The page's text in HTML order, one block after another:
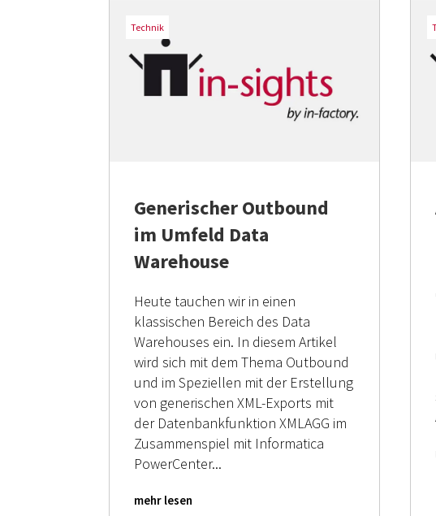
Technik
Generischer Outbound
im Umfeld Data
Warehouse
Heute tauchen wir in einen
klassischen Bereich des Data
Warehouses ein. In diesem Artikel
wird sich mit dem Thema Outbound
und im Speziellen mit der Erstellung
von generischen XML-Exports mit
der Datenbankfunktion XMLAGG im
Zusammenspiel mit Informatica
PowerCenter...
mehr lesen